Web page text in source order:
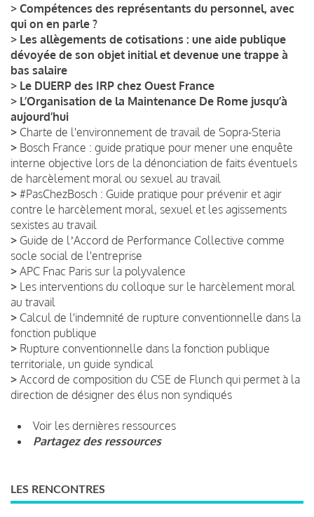
> Compétences des représentants du personnel, avec
qui on en parle ?
> Les allègements de cotisations : une aide publique
dévoyée de son objet initial et devenue une trappe à
bas salaire
> Le DUERP des IRP chez Ouest France
> L’Organisation de la Maintenance De Rome jusqu’à
aujourd’hui
> Charte de l'environnement de travail de Sopra-Steria
> Bosch France : guide pratique pour mener une enquête
interne objective lors de la dénonciation de faits éventuels
de harcèlement moral ou sexuel au travail
> #PasChezBosch : Guide pratique pour prévenir et agir
contre le harcèlement moral, sexuel et les agissements
sexistes au travail
> Guide de lʼAccord de Performance Collective comme
socle social de l'entreprise
> APC Fnac Paris sur la polyvalence
> Les interventions du colloque sur le harcèlement moral
au travail
> Calcul de l'indemnité de rupture conventionnelle dans la
fonction publique
> Rupture conventionnelle dans la fonction publique
territoriale, un guide syndical
> Accord de composition du CSE de Flunch qui permet à la
direction de désigner des élus non syndiqués
Voir les dernières ressources
Partagez des ressources
LES RENCONTRES